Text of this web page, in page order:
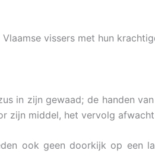
vissers met hun
in zijn gewaad; de handen
middel, het vervolg
ook geen doorkijk op een